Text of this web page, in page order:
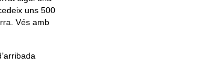
uns 500
Vés amb